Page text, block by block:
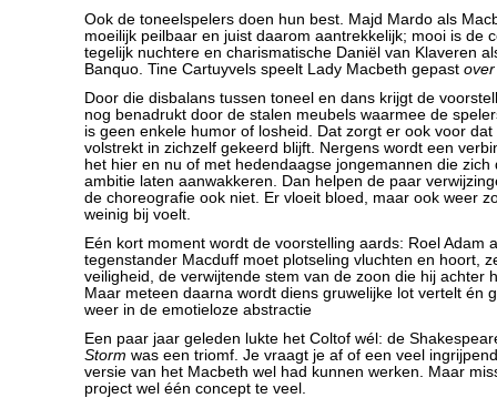
Ook de toneelspelers doen hun best. Majd Mardo als
moeilijk peilbaar en juist daarom aantrekkelijk; mooi is de
tegelijk nuchtere en charismatische Daniël van Klaveren
Banquo. Tine Cartuyvels speelt Lady Macbeth gepast
Door die disbalans tussen toneel en dans krijgt de
nog benadrukt door de stalen meubels waarmee de
is geen enkele humor of losheid. Dat zorgt er ook voor
volstrekt in zichzelf gekeerd blijft. Nergens wordt een
het hier en nu of met hedendaagse jongemannen die zich
ambitie laten aanwakkeren. Dan helpen de paar
de choreografie ook niet. Er vloeit bloed, maar ook weer
weinig bij voelt.
Eén kort moment wordt de voorstelling aards: Roel Adam
tegenstander Macduff moet plotseling vluchten en hoort,
veiligheid, de verwijtende stem van de zoon die hij achter
Maar meteen daarna wordt diens gruwelijke lot vertelt én
weer in de emotieloze abstractie
Een paar jaar geleden lukte het Coltof wél: de
Storm was een triomf. Je vraagt je af of een veel
versie van het Macbeth wel had kunnen werken. Maar
project wel één concept te veel.